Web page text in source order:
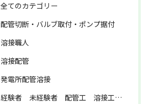
全てのカテゴリー
配管切断・バルブ取付・ポンプ据付
溶接職人
溶接配管
発電所配管溶接
経験者 未経験者 配管工 溶接工 正社員募集